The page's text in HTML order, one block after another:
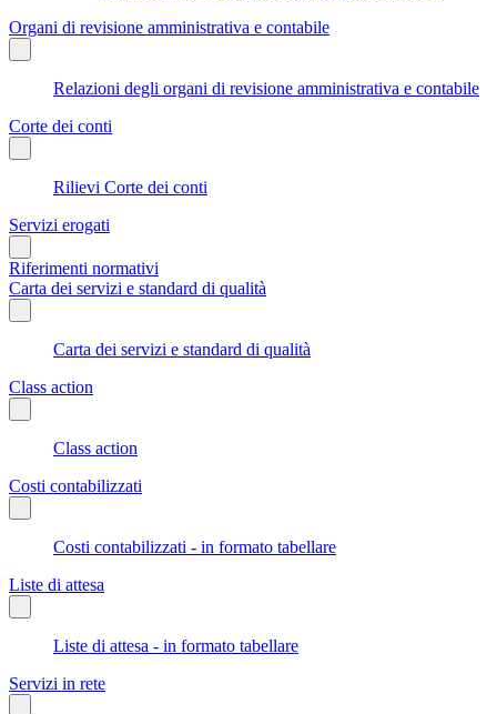
Organi di revisione amministrativa e contabile
Relazioni degli organi di revisione amministrativa e contabile
Corte dei conti
Rilievi Corte dei conti
Servizi erogati
Riferimenti normativi
Carta dei servizi e standard di qualità
Carta dei servizi e standard di qualità
Class action
Class action
Costi contabilizzati
Costi contabilizzati - in formato tabellare
Liste di attesa
Liste di attesa - in formato tabellare
Servizi in rete